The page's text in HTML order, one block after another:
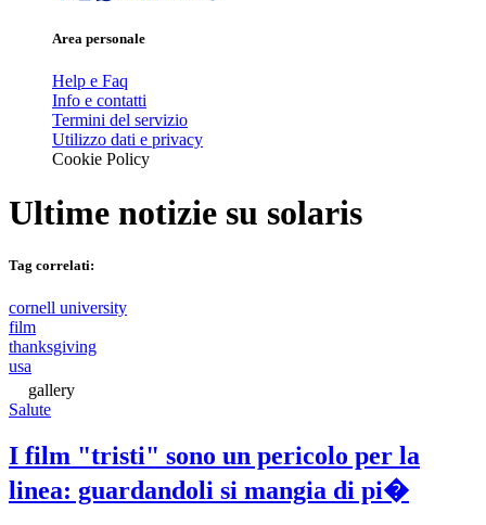
Area personale
Help e Faq
Info e contatti
Termini del servizio
Utilizzo dati e privacy
Cookie Policy
Ultime notizie su solaris
Tag correlati:
cornell university
film
thanksgiving
usa
gallery
Salute
I film "tristi" sono un pericolo per la
linea: guardandoli si mangia di pi�